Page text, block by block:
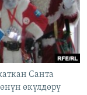
Санта
өкүлдөрү